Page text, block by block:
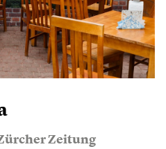
Zeitung